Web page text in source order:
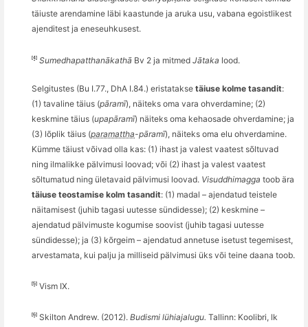
täiuste arendamine läbi kaastunde ja aruka usu, vabana egoistlikest
ajenditest ja eneseuhkusest.
[4] Sumedhapatthanākathā Bv 2 ja mitmed Jātaka lood.
Selgitustes (Bu I.77., DhA I.84.) eristatakse täiuse kolme tasandit:
(1) tavaline täius (pāramī), näiteks oma vara ohverdamine; (2)
keskmine täius (upapāramī) näiteks oma kehaosade ohverdamine; ja
(3) lõplik täius (paramattha-pāramī), näiteks oma elu ohverdamine.
Kümme täiust võivad olla kas: (1) ihast ja valest vaatest sõltuvad
ning ilmalikke pälvimusi loovad; või (2) ihast ja valest vaatest
sõltumatud ning ületavaid pälvimusi loovad. Visuddhimagga toob ära
täiuse teostamise kolm tasandit: (1) madal – ajendatud teistele
näitamisest (juhib tagasi uutesse sündidesse); (2) keskmine –
ajendatud pälvimuste kogumise soovist (juhib tagasi uutesse
sündidesse); ja (3) kõrgeim – ajendatud annetuse isetust tegemisest,
arvestamata, kui palju ja milliseid pälvimusi üks või teine daana toob.
[5] Vism IX.
[6] Skilton Andrew. (2012). Budismi lühiajalugu. Tallinn: Koolibri, lk